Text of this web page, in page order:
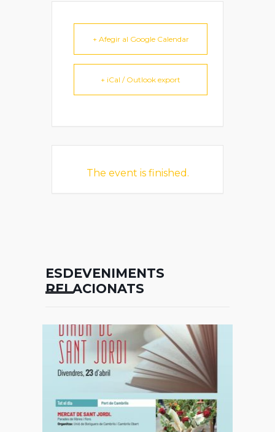
+ Afegir al Google Calendar
+ iCal / Outlook export
The event is finished.
ESDEVENIMENTS
RELACIONATS